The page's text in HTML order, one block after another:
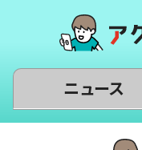
ニュース